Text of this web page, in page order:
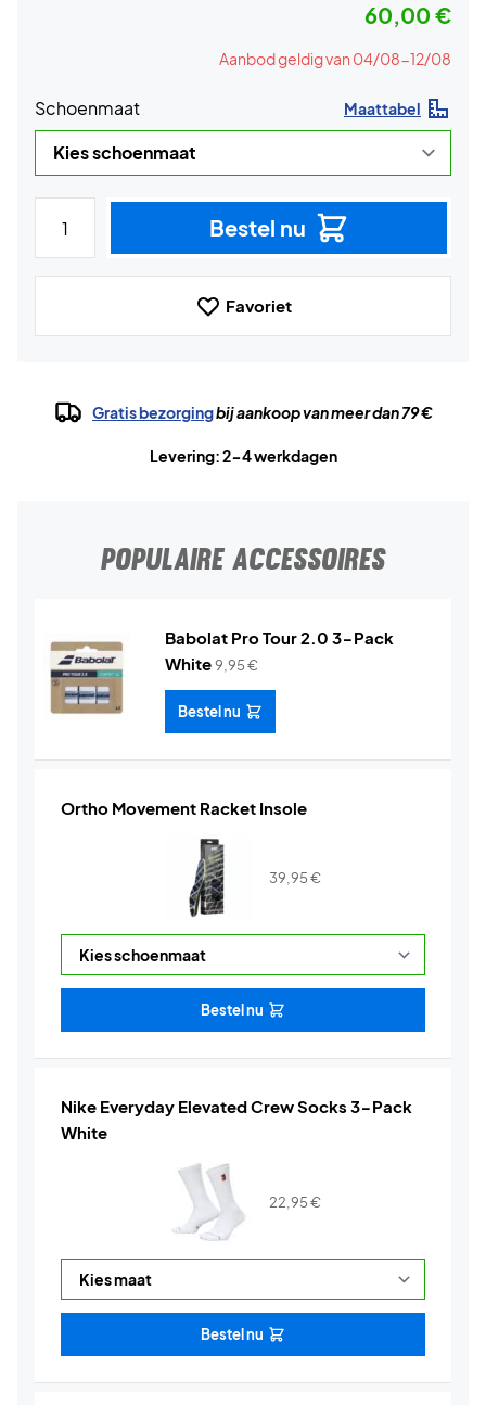
60,00 €
Aanbod geldig van 04/08-12/08
Schoenmaat Maattabel
Bestel nu
Favoriet
Gratis bezorgingbij aankoop van meer dan 79 €
Levering: 2-4 werkdagen
POPULAIRE ACCESSOIRES
Babolat Pro Tour 2.0 3-Pack
White9,95€
Bestel nu
Ortho Movement Racket Insole
39,95€
Bestel nu
Nike Everyday Elevated Crew Socks 3-Pack
White
22,95€
Bestel nu